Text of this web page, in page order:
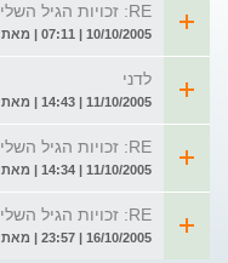
RE: זכויות הגיל השלישי וניצולי השואה
10/10/2005 | 07:11 | מאת: דני לא רופא ולא מטפל
לדני
11/10/2005 | 14:43 | מאת:
RE: זכויות הגיל השלישי וניצולי השואה
11/10/2005 | 14:34 | מאת:
RE: זכויות הגיל השלישי וניצולי השואה
16/10/2005 | 23:57 | מאת: זהרה